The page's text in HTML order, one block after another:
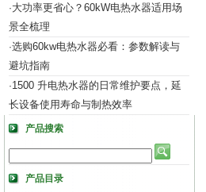
·大功率更省心？60kW电热水器适用场
景全梳理
·选购60kw电热水器必看：参数解读与
避坑指南
·1500 升电热水器的日常维护要点，延
长设备使用寿命与制热效率
产品搜索
产品目录